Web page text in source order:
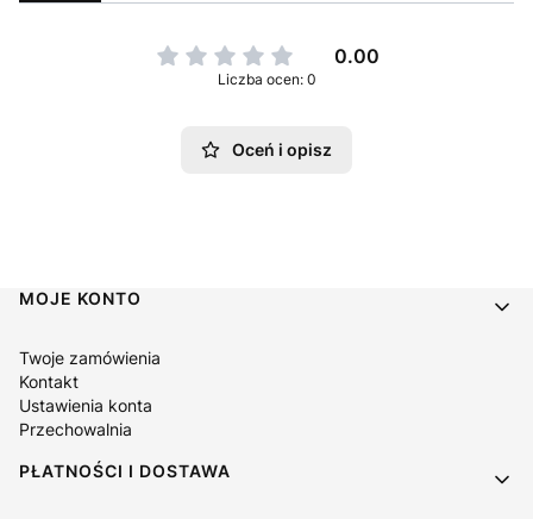
0.00
Liczba ocen: 0
Oceń i opisz
Linki w stopce
MOJE KONTO
Twoje zamówienia
Kontakt
Ustawienia konta
Przechowalnia
PŁATNOŚCI I DOSTAWA